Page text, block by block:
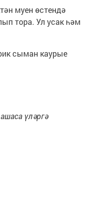
муен өстендә
тора. Ул усак һәм
сыман каурые
үләргә